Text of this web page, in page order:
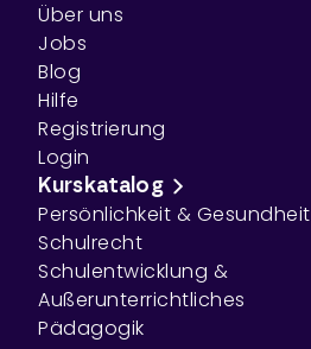
Über uns
Jobs
Blog
Hilfe
Registrierung
Login
Kurskatalog
Persönlichkeit & Gesundheit
Schulrecht
Schulentwicklung &
Außerunterrichtliches
Pädagogik